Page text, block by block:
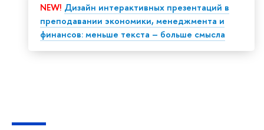
NEW! Дизайн интерактивных презентаций в
преподавании экономики, менеджмента и
финансов: меньше текста – больше смысла